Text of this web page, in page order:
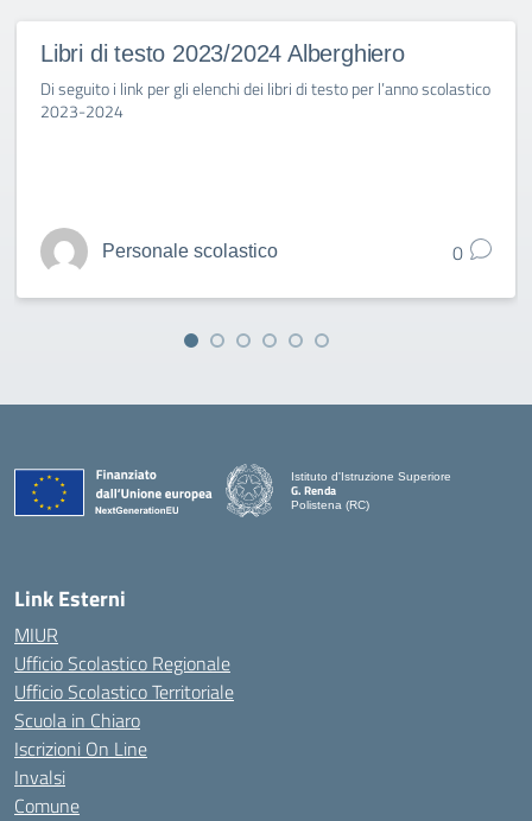
Libri di testo 2023/2024 Alberghiero
Di seguito i link per gli elenchi dei libri di testo per l’anno scolastico
2023-2024
Personale scolastico 0
Istituto d'Istruzione Superiore
G. Renda
Polistena (RC)
Link Esterni
MIUR
Ufficio Scolastico Regionale
Ufficio Scolastico Territoriale
Scuola in Chiaro
Iscrizioni On Line
Invalsi
Comune